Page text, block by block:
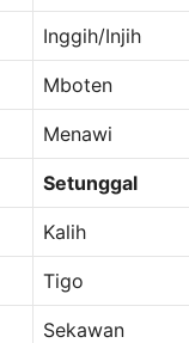
Inggih/Injih
Mboten
Menawi
Setunggal
Kalih
Tigo
Sekawan